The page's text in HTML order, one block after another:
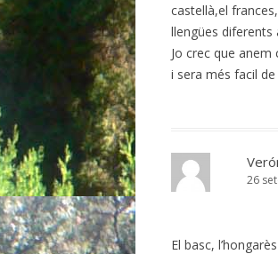
castellà,el
llengües diferents
Jo crec que
i sera més facil
26
El basc,